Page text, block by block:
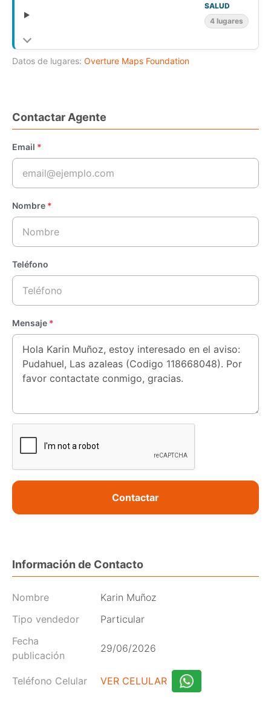
SALUD
4 lugares
Datos de lugares: Overture Maps Foundation
Contactar Agente
Email *
Nombre *
Teléfono
Mensaje *
Contactar
Información de Contacto
Nombre
Karin Muñoz
Tipo vendedor
Particular
Fecha
publicación
29/06/2026
Teléfono Celular VER CELULAR